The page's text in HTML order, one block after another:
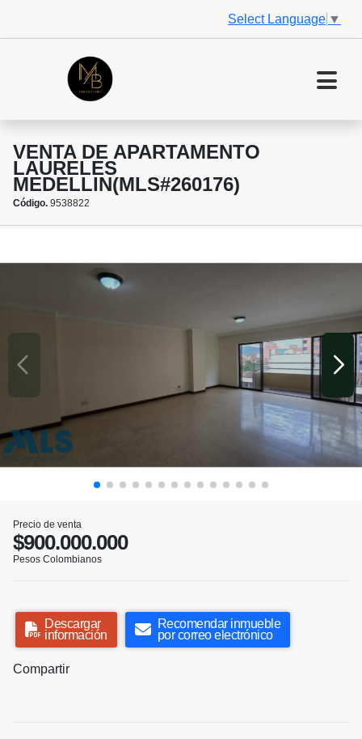
Select Language ▼
VENTA DE APARTAMENTO
LAURELES
MEDELLIN(MLS#260176)
Código. 9538822
Precio de venta
$900.000.000
Pesos Colombianos
Descargar
información
Recomendar inmueble
por correo electrónico
Compartir